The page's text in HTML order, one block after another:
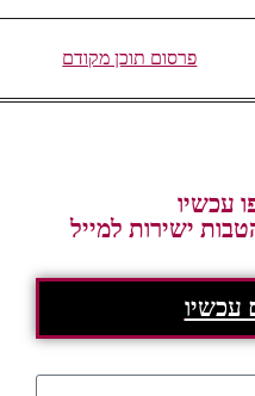
פרסום תוכן מקודם
עכשיו
ישירות למייל
עכשיו